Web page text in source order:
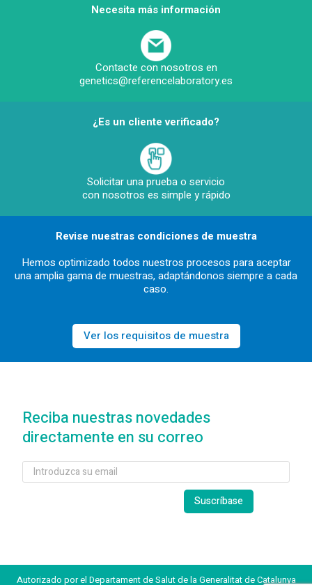
Necesita más información
Contacte con nosotros en
genetics@referencelaboratory.es
¿Es un cliente verificado?
Solicitar una prueba o servicio
con nosotros es simple y rápido
Revise nuestras condiciones de muestra
Hemos optimizado todos nuestros procesos para aceptar
una amplia gama de muestras, adaptándonos siempre a cada
caso.
Ver los requisitos de muestra
Reciba nuestras novedades
directamente en su correo
Autorizado por el Departament de Salut de la Generalitat de Catalunya